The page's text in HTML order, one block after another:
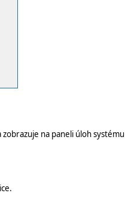
na paneli úloh systému